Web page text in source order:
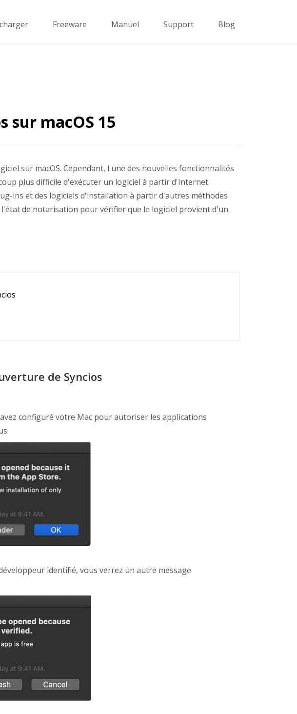
Freeware Manuel Support Blog
sur macOS 15
sur macOS. Cependant, l'une des nouvelles fonctionnalités
plus difficile d'exécuter un logiciel à partir d'Internet
ins et des logiciels d'installation à partir d'autres méthodes
de notarisation pour vérifier que le logiciel provient d'un
de Syncios
configuré votre Mac pour autoriser les applications
identifié, vous verrez un autre message